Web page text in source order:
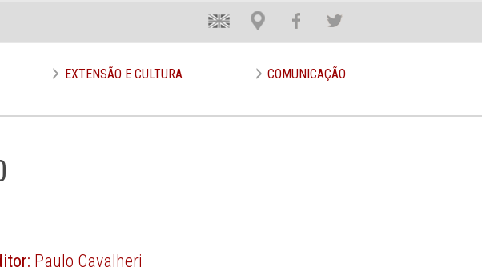
Loca
EXTENSÃO E CULTURA COMUNICAÇÃO
Paulo Cavalheri